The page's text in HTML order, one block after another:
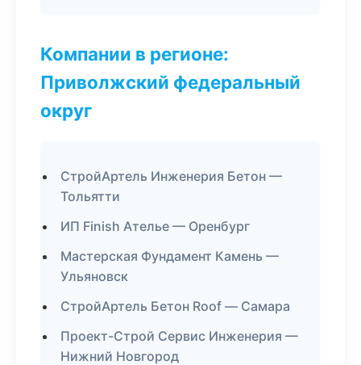
Компании в регионе:
Приволжский федеральный
округ
СтройАртель Инженерия Бетон —
Тольятти
ИП Finish Ателье — Оренбург
Мастерская Фундамент Камень —
Ульяновск
СтройАртель Бетон Roof — Самара
Проект-Строй Сервис Инженерия —
Нижний Новгород